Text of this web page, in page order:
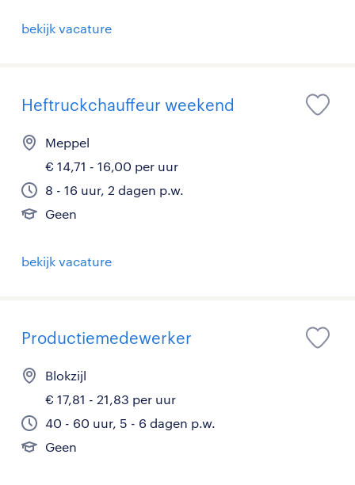
bekijk vacature
Heftruckchauffeur weekend
Meppel
€ 14,71 - 16,00 per uur
8 - 16 uur, 2 dagen p.w.
Geen
bekijk vacature
Productiemedewerker
Blokzijl
€ 17,81 - 21,83 per uur
40 - 60 uur, 5 - 6 dagen p.w.
Geen